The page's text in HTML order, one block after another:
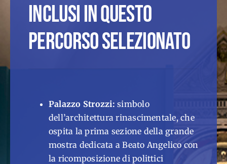
INCLUSI IN QUESTO
PERCORSO SELEZIONATO
Palazzo Strozzi: simbolo
dell’architettura rinascimentale, che
ospita la prima sezione della grande
mostra dedicata a Beato Angelico con
la ricomposizione di polittici